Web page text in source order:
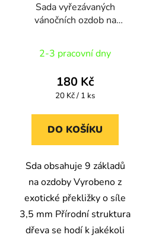
Sada vyřezávaných
vánočních ozdob na
2-3 pracovní dny
180 Kč
Měrná
20 Kč / 1 ks
DO KOŠÍKU
Sda obsahuje 9 základů
na ozdoby Vyrobeno z
exotické překližky o síle
3,5 mm Přírodní struktura
dřeva se hodí k jakékoli